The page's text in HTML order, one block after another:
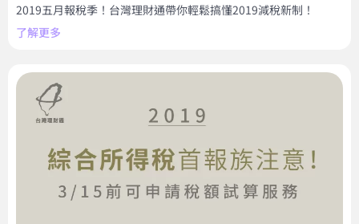
2019五月報稅季！台灣理財通帶你輕鬆搞懂2019減稅新制！
了解更多